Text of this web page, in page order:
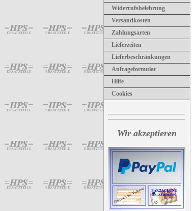
Widerrufsbelehrung
Versandkosten
Zahlungsarten
Lieferzeiten
Lieferbeschränkungen
Anfrageformular
Hilfe
Cookies
Wir akzeptieren